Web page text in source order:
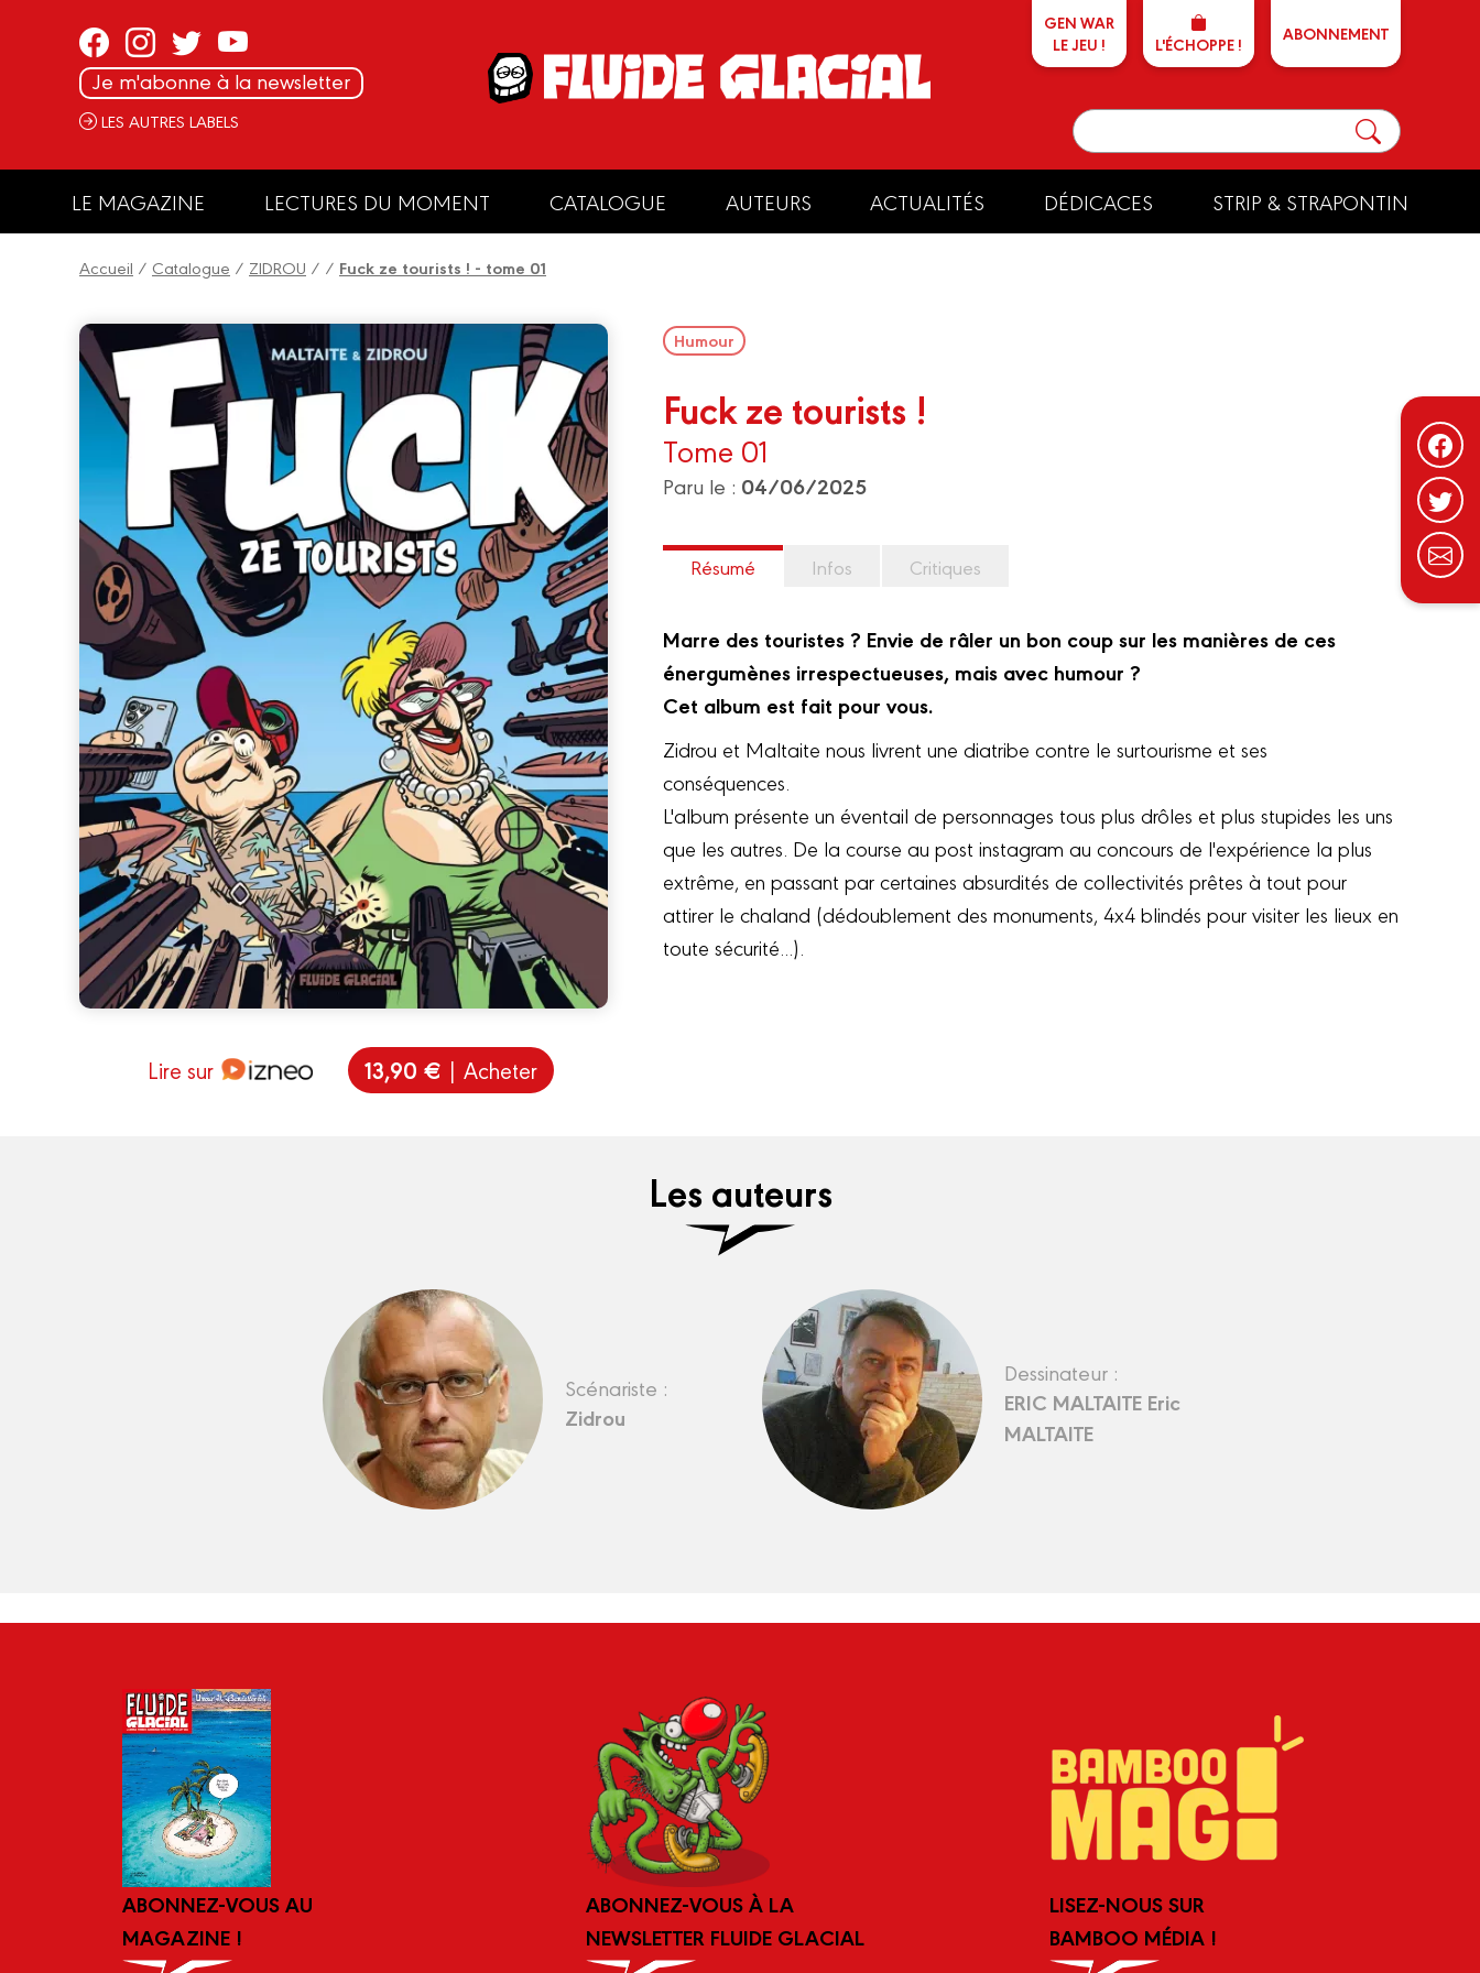
Je m'abonne à la newsletter
LES AUTRES LABELS
GEN WAR
LE JEU !
L'ÉCHOPPE ! ABONNEMENT
LE MAGAZINE LECTURES DU MOMENT CATALOGUE AUTEURS ACTUALITÉS DÉDICACES STRIP & STRAPONTIN
Accueil / Catalogue / ZIDROU / / Fuck ze tourists ! - tome 01
Lire sur 13,90 € | Acheter
Humour
Fuck ze tourists !
Tome 01
Paru le : 04/06/2025
Résumé Infos Critiques
Marre des touristes ? Envie de râler un bon coup sur les manières de ces
énergumènes irrespectueuses, mais avec humour ?
Cet album est fait pour vous.
Zidrou et Maltaite nous livrent une diatribe contre le surtourisme et ses
conséquences.
L'album présente un éventail de personnages tous plus drôles et plus stupides les uns
que les autres. De la course au post instagram au concours de l'expérience la plus
extrême, en passant par certaines absurdités de collectivités prêtes à tout pour
attirer le chaland (dédoublement des monuments, 4x4 blindés pour visiter les lieux en
toute sécurité...).
Les auteurs
Scénariste :
Zidrou
Dessinateur :
ERIC MALTAITE Eric
MALTAITE
ABONNEZ-VOUS AU
MAGAZINE !
ABONNEZ-VOUS À LA
NEWSLETTER FLUIDE GLACIAL
LISEZ-NOUS SUR
BAMBOO MÉDIA !